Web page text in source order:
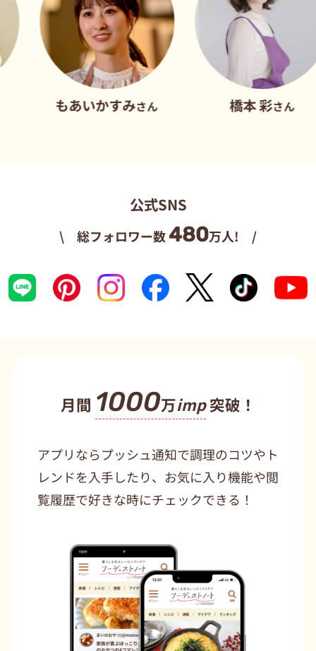
あいかすみさん さん
公式SNS
\ 総フォロワー数480万人! /
月間 1000万imp突破！
アプリならプッシュ通知で調理のコツやト
レンドを入手したり、お気に入り機能や閲
覧履歴で好きな時にチェックできる！